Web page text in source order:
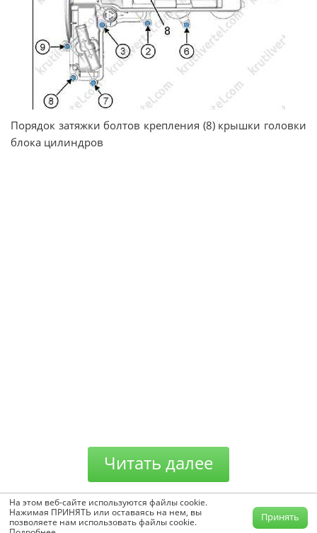
Порядок затяжки болтов крепления (8) крышки головки
блока цилиндров
Читать далее
Блок цилиндров в сборе Общие сведения
На этом веб-сайте используются файлы cookie.
Нажимая ПРИНЯТЬ или оставаясь на нем, вы
позволяете нам использовать файлы cookie.
Принять